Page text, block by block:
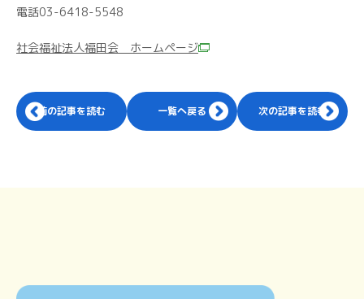
電話03-6418-5548
社会福祉法人福田会 ホームページ
前の記事を読む 一覧へ戻る 次の記事を読む